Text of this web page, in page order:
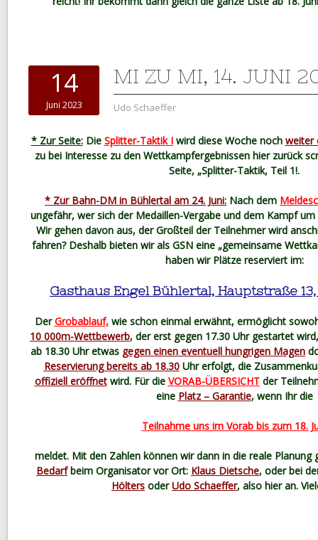
14
Juni 2023
MI ZU MI, 14. JUNI
Udo Schaeffer
* Zur Seite:Die Splitter-Taktik Iwird diese Woche noch weiter
zu bei Interesse zu den Wettkampfergebnissen hier zurück
Seite, „Splitter-Taktik, Teil 1!.
* Zur Bahn-DM in Bühlertal am 24. Juni: Nach dem
ungefähr, wer sich der Medaillen-Vergabe und dem Kampf
Wir gehen davon aus, der Großteil der Teilnehmer wird
fahren? Deshalb bieten wir als GSN eine „gemeinsame
haben wir Plätze reserviert im:
Gasthaus Engel Bühlertal, Hauptstraße
DerGrobablauf, wie schon einmal erwähnt, ermöglicht
10 000m-Wettbewerb, der erst gegen 17.30 Uhr gestartet
ab 18.30 Uhr etwas gegen einen eventuell hungrigen Magen
Reservierung bereits ab 18.30Uhr erfolgt, die
offiziell eröffnetwird. Für die VORAB-ÜBERSICHTder
eine Platz – Garantie, wenn Ihr die
Teilnahme uns im Vorab bis zum 18.
meldet. Mit den Zahlen können wir dann in die reale Planung
Bedarfbeim Organisator vor Ort: Klaus Dietsche, oder bei
Hölters oderUdo Schaeffer, also hier an.